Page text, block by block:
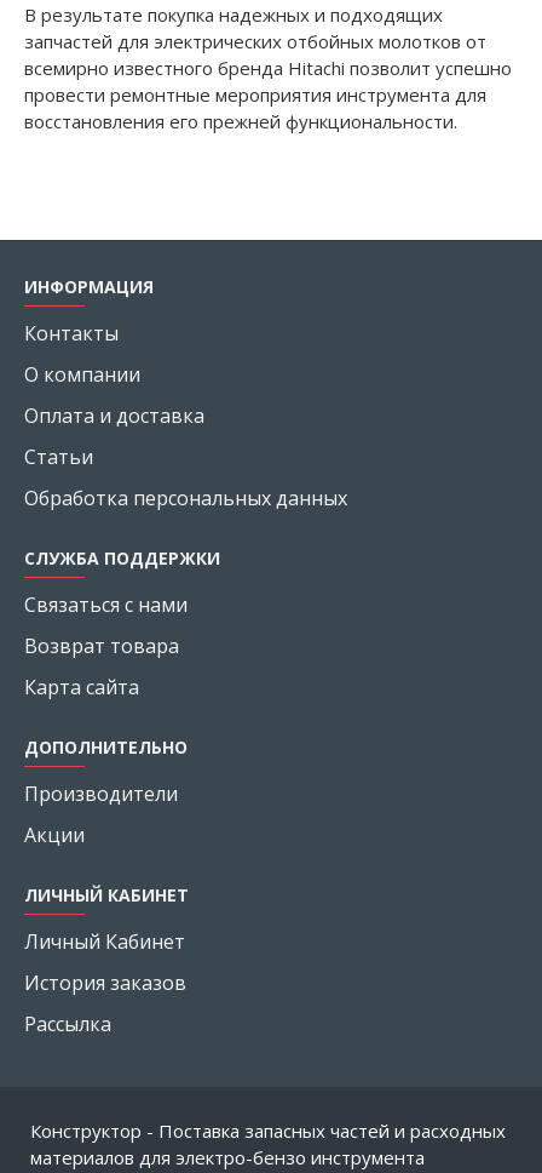
В результате покупка надежных и подходящих
запчастей для электрических отбойных молотков от
всемирно известного бренда Hitachi позволит успешно
провести ремонтные мероприятия инструмента для
восстановления его прежней функциональности.
ИНФОРМАЦИЯ
Контакты
О компании
Оплата и доставка
Статьи
Обработка персональных данных
СЛУЖБА ПОДДЕРЖКИ
Связаться с нами
Возврат товара
Карта сайта
ДОПОЛНИТЕЛЬНО
Производители
Акции
ЛИЧНЫЙ КАБИНЕТ
Личный Кабинет
История заказов
Рассылка
Конструктор - Поставка запасных частей и расходных
материалов для электро-бензо инструмента